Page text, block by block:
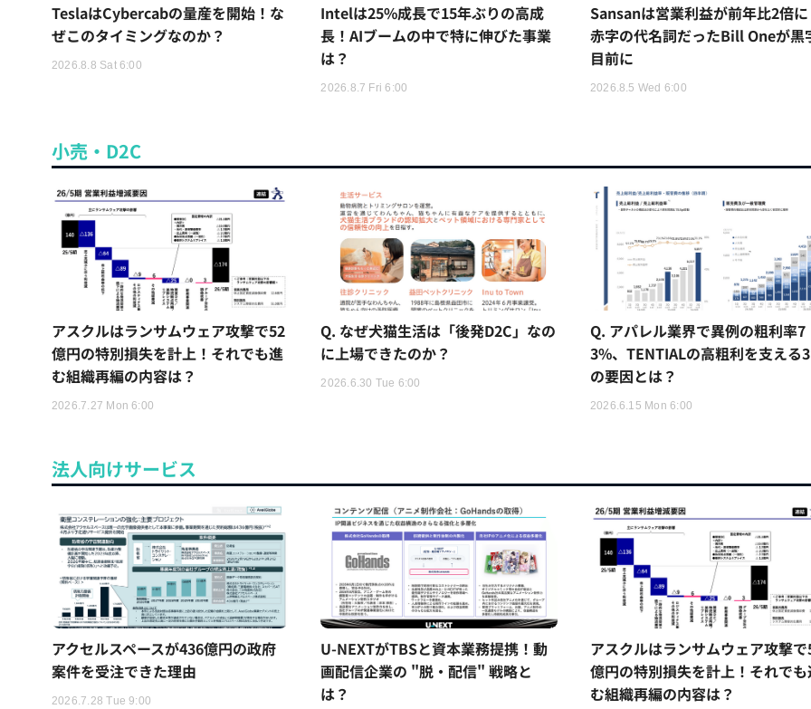
TeslaはCybercabの量産を開始！な
ぜこのタイミングなのか？
2026.8.8 Sat 6:00
Intelは25%成長で15年ぶりの高成
長！AIブームの中で特に伸びた事業
は？
2026.8.7 Fri 6:00
Sansanは営業利益が前年比2倍
赤字の代名詞だったBill Oneが黒
目前に
2026.8.5 Wed 6:00
小売・D2C
アスクルはランサムウェア攻撃で52
億円の特別損失を計上！それでも進
む組織再編の内容は？
2026.7.27 Mon 6:00
Q. なぜ犬猫生活は「後発D2C」なの
に上場できたのか？
2026.6.30 Tue 6:00
Q. アパレル業界で異例の粗利率7
3%、TENTIALの高粗利を支える
の要因とは？
2026.6.15 Mon 6:00
法人向けサービス
アクセルスペースが436億円の政府
案件を受注できた理由
2026.7.28 Tue 9:00
U-NEXTがTBSと資本業務提携！動
画配信企業の "脱・配信" 戦略と
は？
アスクルはランサムウェア攻撃
億円の特別損失を計上！それでも
む組織再編の内容は？